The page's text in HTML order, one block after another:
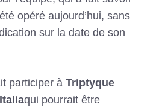
opéré aujourd’hui, sans
sur la date de son
participer àTriptyque
qui pourrait être